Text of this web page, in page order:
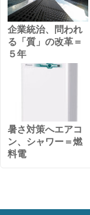
企業統治、問われ
る「質」の改革＝
５年
暑さ対策へエアコ
ン、シャワー＝燃
料電